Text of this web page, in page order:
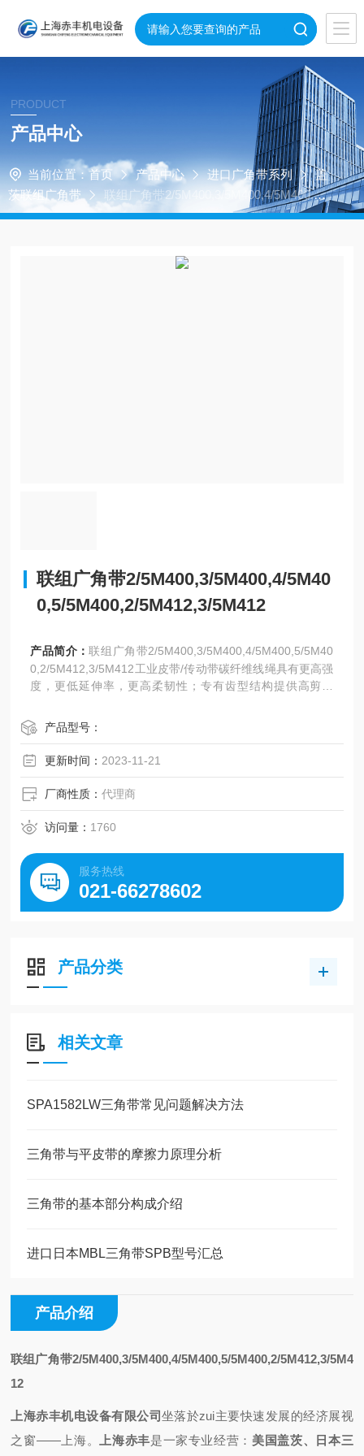
PRODUCT
产品中心
当前位置： 首页 产品中心 进口广角带系列
盖
茨联组广角带
联组广角带2/5M400,3/5M400,4/5M400,5/5
M400,2/5M412,3/5M412
联组广角带2/5M400,3/5M400,4/5M40
0,5/5M400,2/5M412,3/5M412
产品简介：联组广角带2/5M400,3/5M400,4/5M400,5/5M40
0,2/5M412,3/5M412工业皮带/传动带碳纤维线绳具有更高强
度，更低延伸率，更高柔韧性；专有齿型结构提供高剪切
产品型号：
更新时间： 2023-11-21
厂商性质：代理商
访问量： 1760
服务热线
021-66278602
产品分类
相关文章
SPA1582LW三角带常见问题解决方法
三角带与平皮带的摩擦力原理分析
三角带的基本部分构成介绍
进口日本MBL三角带SPB型号汇总
产品介绍
联组广角带2/5M400,3/5M400,4/5M400,5/5M400,2/5M412,3/5M4
12
上海赤丰机电设备有限公司坐落於zui主要快速发展的经济展视
之 窗——上海。 上海赤丰是一家专业经营 ： 美国盖茨、日本三